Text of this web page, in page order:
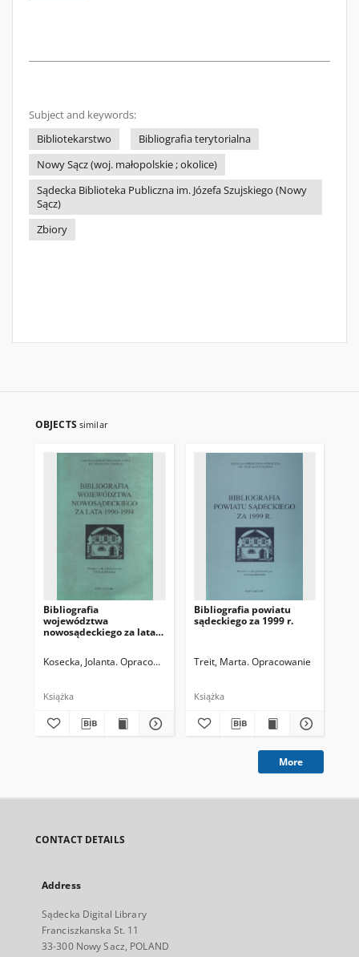
Subject and keywords:
Bibliotekarstwo
Bibliografia terytorialna
Nowy Sącz (woj. małopolskie ; okolice)
Sądecka Biblioteka Publiczna im. Józefa Szujskiego (Nowy
Sącz)
Zbiory
OBJECTS similar
Bibliografia
województwa
nowosądeckiego za lata
Kosecka, Jolanta. Opracowanie
Książka
Bibliografia powiatu
sądeckiego za 1999 r.
Treit, Marta. Opracowanie
Książka
More
CONTACT DETAILS
Address
Sądecka Digital Library
Franciszkanska St. 11
33-300 Nowy Sacz, POLAND